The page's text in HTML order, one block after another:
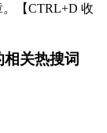
【CTRL+D 收
关热搜词